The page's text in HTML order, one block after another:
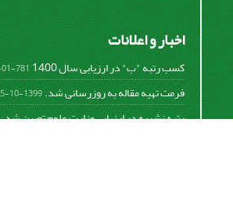
اخبار و اعلانات
کسب رتبه "ب" در ارزیابی سال 1400 781-01-0-143
فرمت تهیه مقاله به روزرسانی شد.1399-10-15
رتبه نشریه در ارزیابی وزارت علوم تعیین شد.